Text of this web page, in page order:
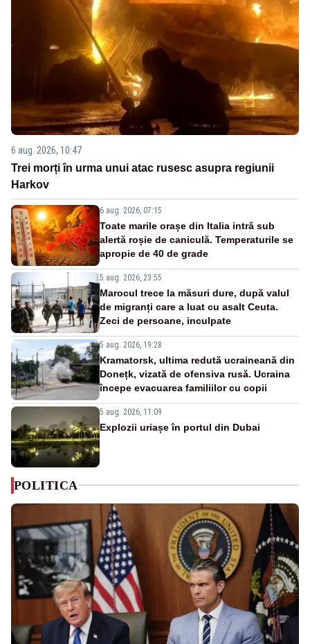
6 aug. 2026, 10:47
Trei morți în urma unui atac rusesc asupra regiunii
Harkov
6 aug. 2026, 07:15
Toate marile orașe din Italia intră sub
alertă roșie de caniculă. Temperaturile se
apropie de 40 de grade
5 aug. 2026, 23:55
Marocul trece la măsuri dure, după valul
de migranți care a luat cu asalt Ceuta.
Zeci de persoane, inculpate
5 aug. 2026, 19:28
Kramatorsk, ultima redută ucraineană din
Donețk, vizată de ofensiva rusă. Ucraina
începe evacuarea familiilor cu copii
5 aug. 2026, 11:09
Explozii uriașe în portul din Dubai
POLITICA